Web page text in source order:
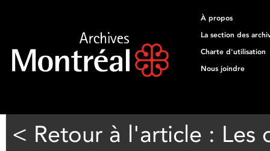
À propos
La section des
Charte d'utilisation
Nous joindre
< Retour à l'article : Les